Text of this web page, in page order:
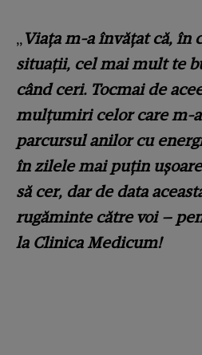
„Viața m-a învățat că, în
situații, cel mai mult te
când ceri. Tocmai de
mulțumiri celor care m-
parcursul anilor cu
în zilele mai puțin
să cer, dar de data
rugăminte către voi –
la Clinica Medicum!